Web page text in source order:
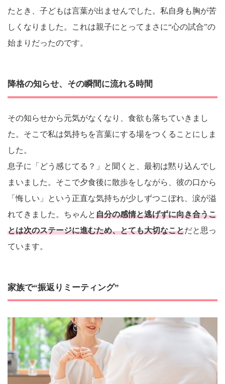
たとき、子どもは言葉が出ませんでした。私自身も胸が苦
しくなりました。これは親子にとってまさに“心の試合”の
始まりだったのです。
降格の知らせ、その瞬間に流れる時間
その知らせから元気がなくなり、食欲も落ちていきまし
た。そこで私は気持ちを言葉にする場をつくることにしま
した。
息子に「どう感じてる？」と聞くと、最初は黙り込んでし
まいました。そこで夕食後に散歩をしながら、彼の口から
「悔しい」という正直な気持ちが少しずつこぼれ、涙が溢
れてきました。ちゃんと自分の感情と逃げずに向き合うこ
とは次のステージに進むため、とても大切なことだと思っ
ています。
家族で“振返りミーティング”